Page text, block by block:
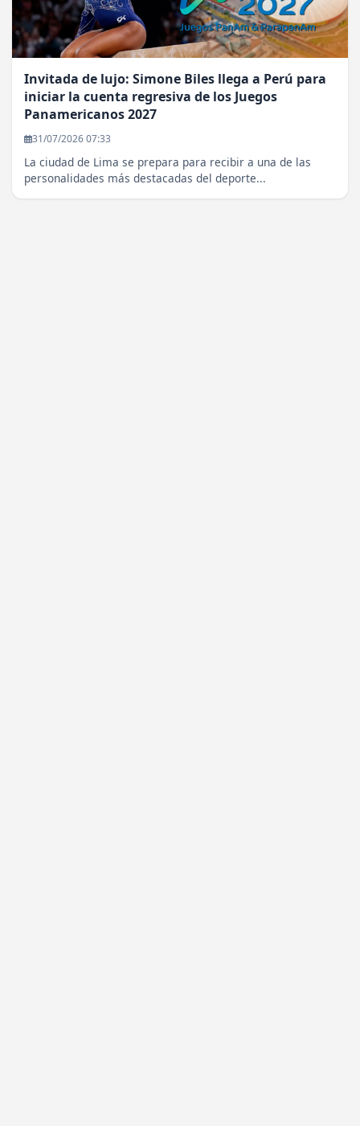
Invitada de lujo: Simone Biles llega a Perú para
iniciar la cuenta regresiva de los Juegos
Panamericanos 2027
31/07/2026 07:33
La ciudad de Lima se prepara para recibir a una de las
personalidades más destacadas del deporte...